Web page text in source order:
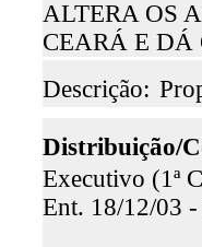
ALTERA OS
CEARÁ E DÁ
Descrição:
Distribuição/
Executivo (1ª
Ent. 18/12/03